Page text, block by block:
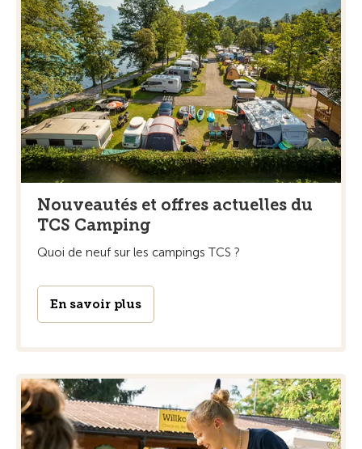
Nouveautés et offres actuelles du
TCS Camping
Quoi de neuf sur les campings TCS ?
En savoir plus